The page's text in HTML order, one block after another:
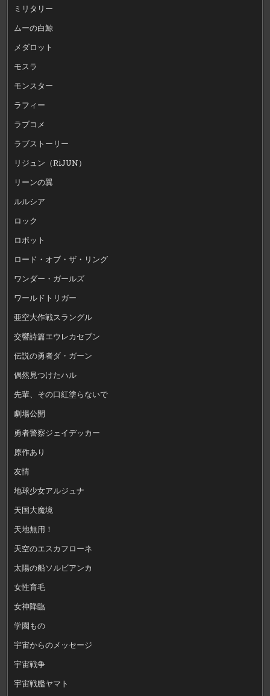
ミリタリー
ムーの白鯨
メダロット
モスラ
モンスター
ラフィー
ラブコメ
ラブストーリー
リジュン（RiJUN）
リーンの翼
ルルシア
ロック
ロボット
ロード・オブ・ザ・リング
ワンダー・ガールズ
ワールドトリガー
亜空大作戦スラングル
交響詩篇エウレカセブン
伝説の勇者ダ・ガーン
偶然見つけたハル
先輩、その口紅塗らないで
劇場公開
勇者警察ジェイデッカー
原作あり
友情
地球少女アルジュナ
天国大魔境
天地無用！
天空のエスカフローネ
太陽の船ソルビアンカ
女性育毛
女神降臨
学園もの
宇宙からのメッセージ
宇宙戦争
宇宙戦艦ヤマト